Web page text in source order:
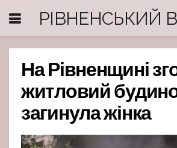
РІВНЕНСЬКИЙ
На Рівненщині
житловий
загинула жінка